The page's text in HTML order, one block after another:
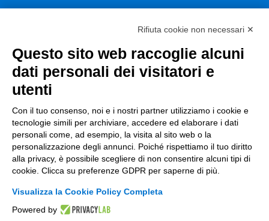
Supply Chain
Soluzioni AI
Compliance
Contacts
info@tinextainnovationhub.com
+39 0522 733711
Rifiuta cookie non necessari ✕
Questo sito web raccoglie alcuni
dati personali dei visitatori e
utenti
Con il tuo consenso, noi e i nostri partner utilizziamo i cookie e
tecnologie simili per archiviare, accedere ed elaborare i dati
personali come, ad esempio, la visita al sito web o la
personalizzazione degli annunci. Poiché rispettiamo il tuo diritto
alla privacy, è possibile scegliere di non consentire alcuni tipi di
cookie. Clicca su preferenze GDPR per saperne di più.
Visualizza la Cookie Policy Completa
Powered by